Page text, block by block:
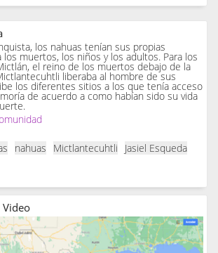
los nahuas tenían sus propias
muertos, los niños y los adultos. Para los
el reino de los muertos debajo de la
liberaba al hombre de sus
los diferentes sitios a los que tenía acceso
de acuerdo a como habían sido su vida
nahuas Mictlantecuhtli
Jasiel Esqueda